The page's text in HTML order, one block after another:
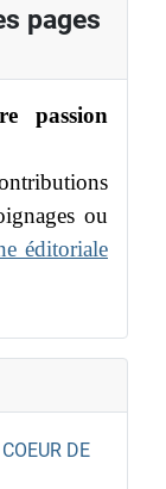
pages
passion
ou
éditoriale
DE